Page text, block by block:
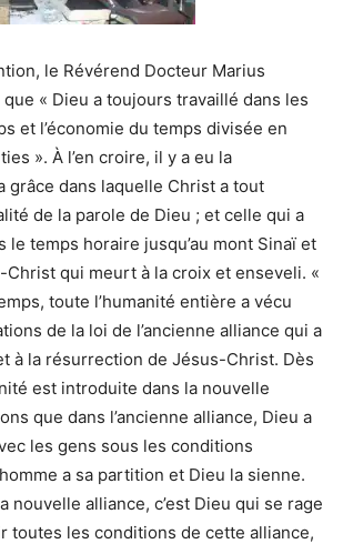
le Révérend Docteur Marius
« Dieu a toujours travaillé dans les
et l’économie du temps divisée en
». À l’en croire, il y a eu la
grâce dans laquelle Christ a tout
de la parole de Dieu ; et celle qui a
le temps horaire jusqu’au mont Sinaï et
Christ qui meurt à la croix et enseveli. «
toute l’humanité entière a vécu
de la loi de l’ancienne alliance qui a
à la résurrection de Jésus-Christ. Dès
est introduite dans la nouvelle
que dans l’ancienne alliance, Dieu a
les gens sous les conditions
a sa partition et Dieu la sienne.
nouvelle alliance, c’est Dieu qui se rage
toutes les conditions de cette alliance,